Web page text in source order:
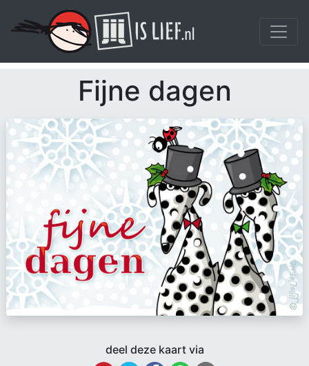
Fijne dagen
deel deze kaart via